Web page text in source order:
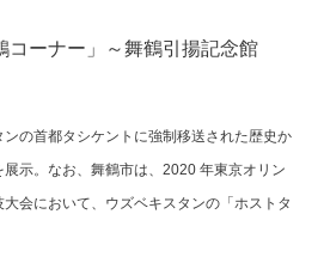
コーナー」～舞鶴引揚記念館
の首都タシケントに強制移送された歴史か
示。なお、舞鶴市は、2020 年東京オリン
会において、ウズベキスタンの「ホストタ